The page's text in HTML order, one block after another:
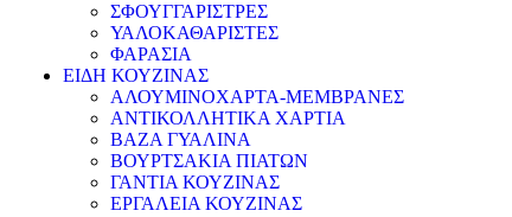
ΣΦΟΥΓΓΑΡΙΣΤΡΕΣ
ΥΑΛΟΚΑΘΑΡΙΣΤΕΣ
ΦΑΡΑΣΙΑ
ΕΙΔΗ ΚΟΥΖΙΝΑΣ
ΑΛΟΥΜΙΝΟΧΑΡΤΑ-ΜΕΜΒΡΑΝΕΣ
ΑΝΤΙΚΟΛΛΗΤΙΚΑ ΧΑΡΤΙΑ
ΒΑΖΑ ΓΥΑΛΙΝΑ
ΒΟΥΡΤΣΑΚΙΑ ΠΙΑΤΩΝ
ΓΑΝΤΙΑ ΚΟΥΖΙΝΑΣ
ΕΡΓΑΛΕΙΑ ΚΟΥΖΙΝΑΣ